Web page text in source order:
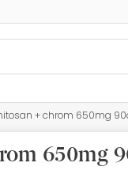
+ chrom 650mg
650mg